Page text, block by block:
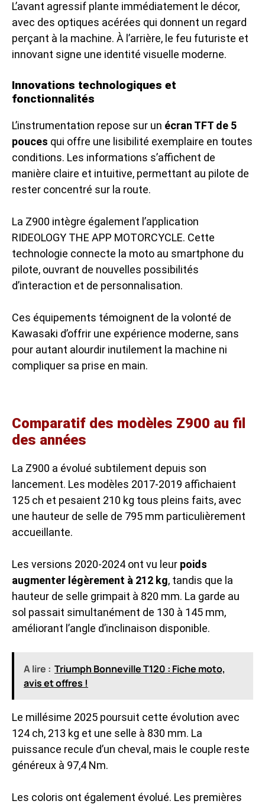
L’avant agressif plante immédiatement le décor,
avec des optiques acérées qui donnent un regard
perçant à la machine. À l’arrière, le feu futuriste et
innovant signe une identité visuelle moderne.
Innovations technologiques et
fonctionnalités
L’instrumentation repose sur un écran TFT de 5
pouces qui offre une lisibilité exemplaire en toutes
conditions. Les informations s’affichent de
manière claire et intuitive, permettant au pilote de
rester concentré sur la route.
La Z900 intègre également l’application
RIDEOLOGY THE APP MOTORCYCLE. Cette
technologie connecte la moto au smartphone du
pilote, ouvrant de nouvelles possibilités
d’interaction et de personnalisation.
Ces équipements témoignent de la volonté de
Kawasaki d’offrir une expérience moderne, sans
pour autant alourdir inutilement la machine ni
compliquer sa prise en main.
Comparatif des modèles Z900 au fil
des années
La Z900 a évolué subtilement depuis son
lancement. Les modèles 2017-2019 affichaient
125 ch et pesaient 210 kg tous pleins faits, avec
une hauteur de selle de 795 mm particulièrement
accueillante.
Les versions 2020-2024 ont vu leur poids
augmenter légèrement à 212 kg, tandis que la
hauteur de selle grimpait à 820 mm. La garde au
sol passait simultanément de 130 à 145 mm,
améliorant l’angle d’inclinaison disponible.
A lire : Triumph Bonneville T120 : Fiche moto,
avis et offres !
Le millésime 2025 poursuit cette évolution avec
124 ch, 213 kg et une selle à 830 mm. La
puissance recule d’un cheval, mais le couple reste
généreux à 97,4 Nm.
Les coloris ont également évolué. Les premières